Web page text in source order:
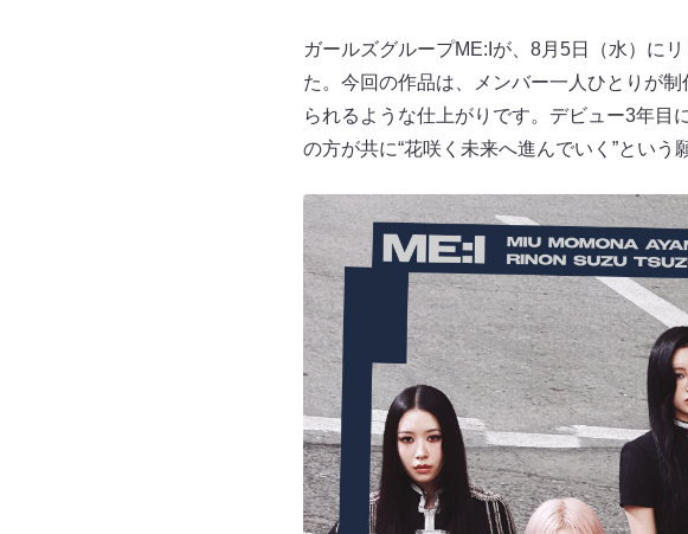
ガールズグループME:Iが、8月5日（水）に
た。今回の作品は、メンバー一人ひとりが
られるような仕上がりです。デビュー3年目
の方が共に“花咲く未来へ進んでいく”という